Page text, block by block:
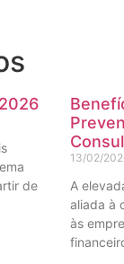
de
13/02/
A
aliada à
às